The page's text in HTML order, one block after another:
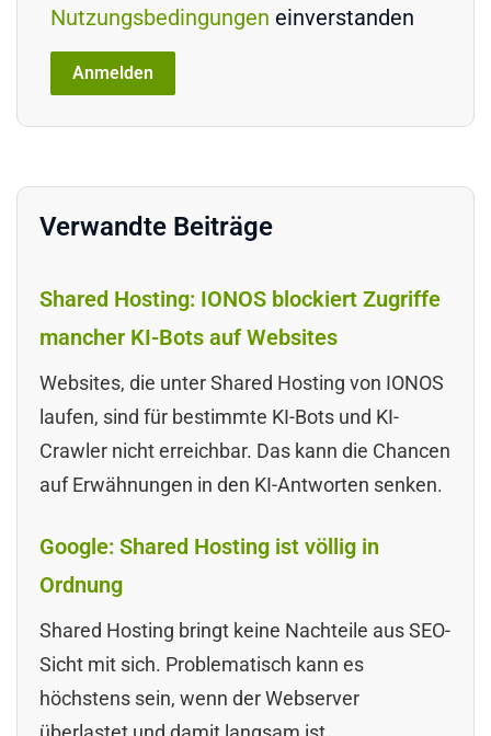
Nutzungsbedingungen einverstanden
Verwandte Beiträge
Shared Hosting: IONOS blockiert Zugriffe
mancher KI-Bots auf Websites
Websites, die unter Shared Hosting von IONOS
laufen, sind für bestimmte KI-Bots und KI-
Crawler nicht erreichbar. Das kann die Chancen
auf Erwähnungen in den KI-Antworten senken.
Google: Shared Hosting ist völlig in
Ordnung
Shared Hosting bringt keine Nachteile aus SEO-
Sicht mit sich. Problematisch kann es
höchstens sein, wenn der Webserver